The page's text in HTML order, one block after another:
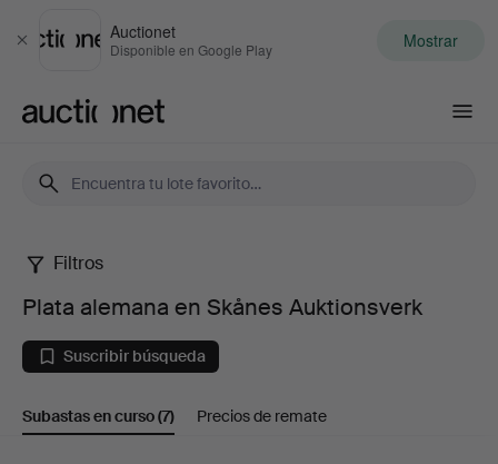
Cerrar
Auctionet
Disponible en Google Play Mostrar
Plata
alemana
en
Skånes
Filtros
Plata alemana en Skånes Auktionsverk
Suscribir búsqueda
Subastas en curso(7) Precios de remate